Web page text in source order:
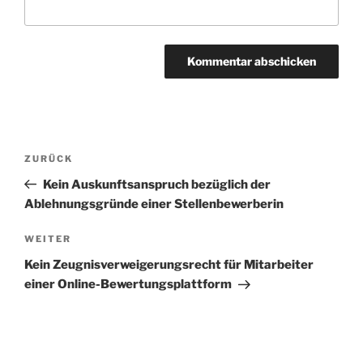
Beitragsnavigation
Vorheriger
Beitrag
ZURÜCK
Kein Auskunftsanspruch bezüglich der
Ablehnungsgründe einer Stellenbewerberin
Nächster
Beitrag
WEITER
Kein Zeugnisverweigerungsrecht für Mitarbeiter
einer Online-Bewertungsplattform